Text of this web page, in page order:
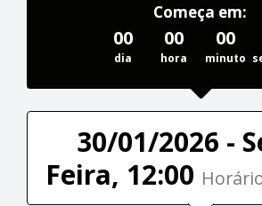
Começa em:
00
dia
00
hora
00
minuto
30/01/2026 -
Feira, 12:00